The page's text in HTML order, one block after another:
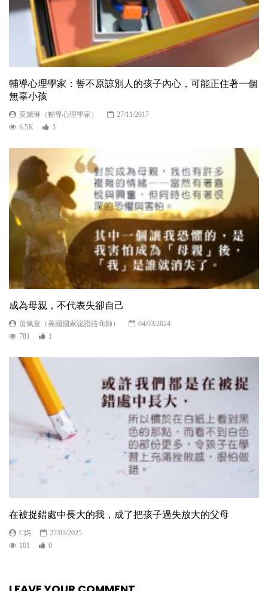
輔導心理學家：誓不原諒別人的孩子內心，可能正住著一個
無辜小孩
莫黛琳（輔導心理學家）
27/11/2017
6.5K
3
成為母親，不代表失卻自己
留佩萱（美國國家認證諮商師）
04/03/2024
781
1
在被捉錯處中長大的我，成了把孩子過失放大的父母
C媽
27/03/2025
101
0